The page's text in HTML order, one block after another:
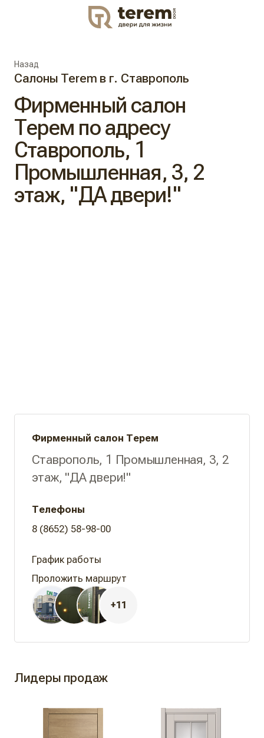
DOOR
Назад
Салоны Terem в г. Ставрополь
Фирменный салон
Терем по адресу
Ставрополь, 1
Промышленная, 3, 2
этаж, "ДА двери!"
Фирменный салон Терем
Ставрополь, 1 Промышленная, 3, 2
этаж, "ДА двери!"
Телефоны
8 (8652) 58-98-00
Проложить маршрут
+11
Лидеры продаж